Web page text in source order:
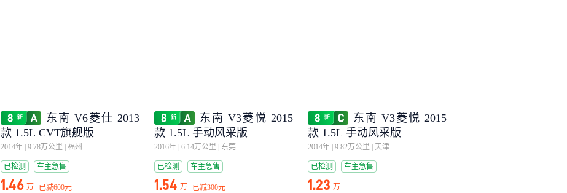
东南 V6菱仕 2013
款 1.5L CVT旗舰版
2014年 9.78万公里 福州
已检测 车主急售
1.46 万 已减600元
东南 V3菱悦 2015
款 1.5L 手动风采版
2016年 6.14万公里 东莞
已检测 车主急售
1.54 万 已减300元
东南 V3菱悦 2015
款 1.5L 手动风采版
2014年 9.82万公里 天津
已检测 车主急售
1.23 万